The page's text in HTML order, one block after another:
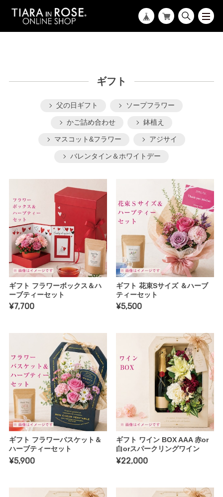
ギフト
父の日ギフト ソープフラワー
かご詰め合わせ 鉢植え
マスコット&フラワー アジサイ
バレンタイン＆ホワイトデー
ギフト フラワーボックス＆ハ
ーブティーセット
¥7,700
ギフト 花束Sサイズ ＆ハーブ
ティーセット
¥5,500
ギフト フラワーバスケット＆
ハーブティーセット
¥5,900
ギフト ワイン BOX AAA 赤or
白orスパークリングワイン
¥22,000